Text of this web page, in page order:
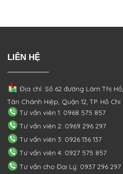
LIÊN HỆ
Địa chỉ: Số 62 đường Lâm Thị
Tân Chánh Hiệp, Quận 12, TP. Hồ Chí
Tư vấn viên 1: 0968 575 857
Tư vấn viên 2: 0969 296 297
Tư vấn viên 3: 0926 136 137
Tư vấn viên 4: 0927 575 857
Tư vấn cho Đại Lý: 0937 296 297